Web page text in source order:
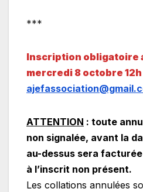
***
Inscription obligatoire
mercredi 8 octobre 12h
ATTENTION : toute
non signalée, avant la
au-dessus sera
à l’inscrit non présent.
Les collations annulées